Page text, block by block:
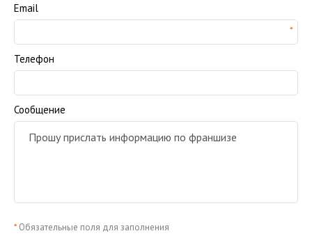
Email
Телефон
Сообщение
* Обязательные поля для заполнения